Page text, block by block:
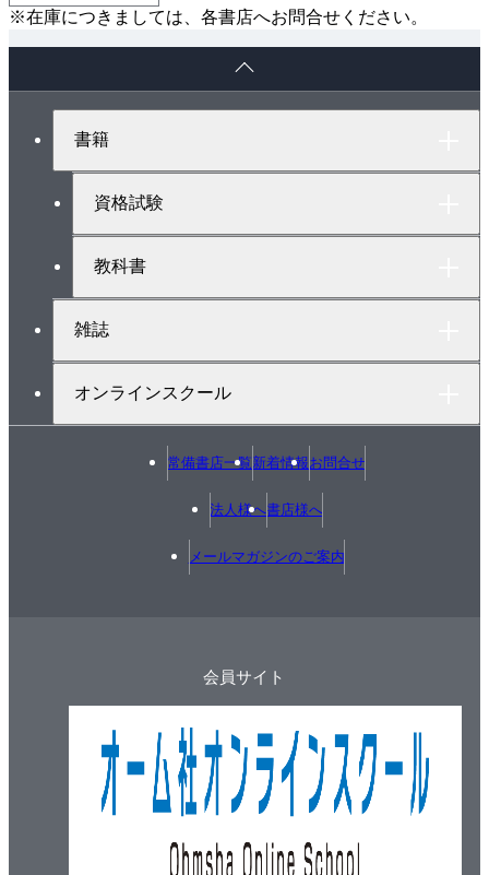
※在庫につきましては、各書店へお問合せください。
書籍
資格試験
教科書
雑誌
オンラインスクール
常備書店一覧新着情報お問合せ
法人様へ書店様へ
メールマガジンのご案内
会員サイト